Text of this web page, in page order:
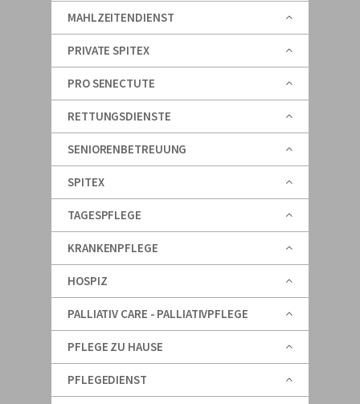
MAHLZEITENDIENST
PRIVATE SPITEX
PRO SENECTUTE
RETTUNGSDIENSTE
SENIORENBETREUUNG
SPITEX
TAGESPFLEGE
KRANKENPFLEGE
HOSPIZ
PALLIATIV CARE - PALLIATIVPFLEGE
PFLEGE ZU HAUSE
PFLEGEDIENST